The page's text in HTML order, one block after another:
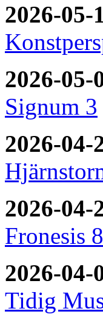
2026-05-
2026-05-
Signum 3
2026-04-
2026-04-
Fronesis
2026-04-
Tidig